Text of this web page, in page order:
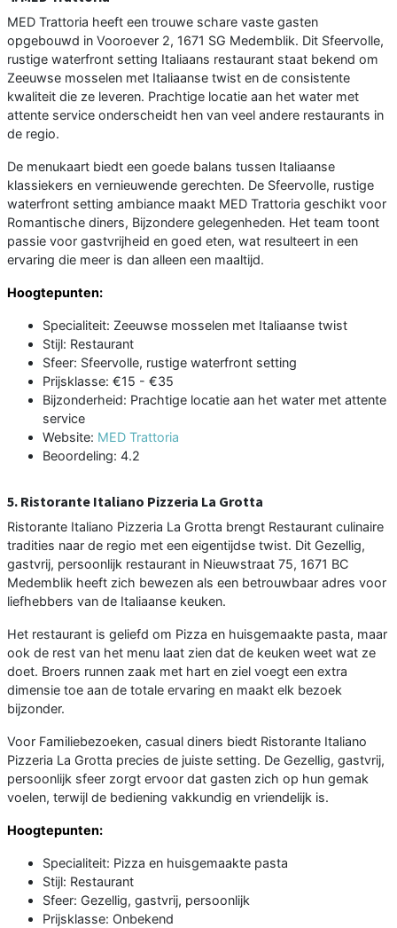
MED Trattoria heeft een trouwe schare vaste gasten
opgebouwd in Vooroever 2, 1671 SG Medemblik. Dit Sfeervolle,
rustige waterfront setting Italiaans restaurant staat bekend om
Zeeuwse mosselen met Italiaanse twist en de consistente
kwaliteit die ze leveren. Prachtige locatie aan het water met
attente service onderscheidt hen van veel andere restaurants in
de regio.
De menukaart biedt een goede balans tussen Italiaanse
klassiekers en vernieuwende gerechten. De Sfeervolle, rustige
waterfront setting ambiance maakt MED Trattoria geschikt voor
Romantische diners, Bijzondere gelegenheden. Het team toont
passie voor gastvrijheid en goed eten, wat resulteert in een
ervaring die meer is dan alleen een maaltijd.
Hoogtepunten:
Specialiteit: Zeeuwse mosselen met Italiaanse twist
Stijl: Restaurant
Sfeer: Sfeervolle, rustige waterfront setting
Prijsklasse: €15 - €35
Bijzonderheid: Prachtige locatie aan het water met attente
service
Website: MED Trattoria
Beoordeling: 4.2
5. Ristorante Italiano Pizzeria La Grotta
Ristorante Italiano Pizzeria La Grotta brengt Restaurant culinaire
tradities naar de regio met een eigentijdse twist. Dit Gezellig,
gastvrij, persoonlijk restaurant in Nieuwstraat 75, 1671 BC
Medemblik heeft zich bewezen als een betrouwbaar adres voor
liefhebbers van de Italiaanse keuken.
Het restaurant is geliefd om Pizza en huisgemaakte pasta, maar
ook de rest van het menu laat zien dat de keuken weet wat ze
doet. Broers runnen zaak met hart en ziel voegt een extra
dimensie toe aan de totale ervaring en maakt elk bezoek
bijzonder.
Voor Familiebezoeken, casual diners biedt Ristorante Italiano
Pizzeria La Grotta precies de juiste setting. De Gezellig, gastvrij,
persoonlijk sfeer zorgt ervoor dat gasten zich op hun gemak
voelen, terwijl de bediening vakkundig en vriendelijk is.
Hoogtepunten:
Specialiteit: Pizza en huisgemaakte pasta
Stijl: Restaurant
Sfeer: Gezellig, gastvrij, persoonlijk
Prijsklasse: Onbekend